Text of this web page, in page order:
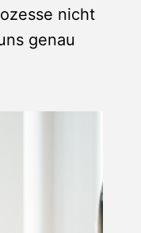
nicht
genau